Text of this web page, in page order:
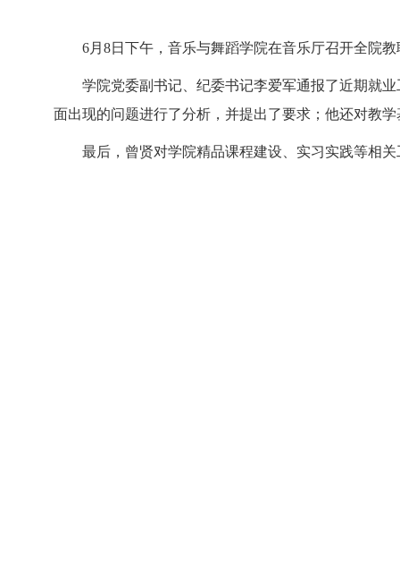
6月 8日下午，音乐与舞蹈学院在音乐厅召开全院
学院党委副书记、纪委书记李爱军通报了近期就
面出现的问题进行了分析，并提出了要求；他还对教
最后，曾贤对学院精品课程建设、实习实践等相